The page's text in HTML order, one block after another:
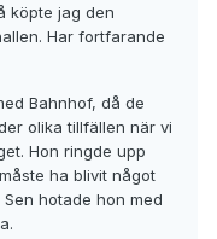
köpte jag den
Har fortfarande
Bahnhof, då de
olika tillfällen när vi
Hon ringde upp
ha blivit något
hotade hon med